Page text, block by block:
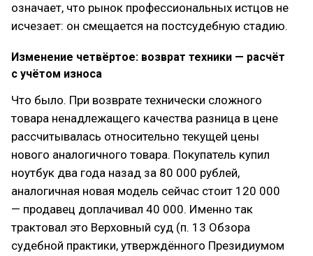
означает, что рынок профессиональных истцов не
исчезает: он смещается на постсудебную стадию.
Изменение четвёртое: возврат техники — расчёт
с учётом износа
Что было. При возврате технически сложного
товара ненадлежащего качества разница в цене
рассчитывалась относительно текущей цены
нового аналогичного товара. Покупатель купил
ноутбук два года назад за 80 000 рублей,
аналогичная новая модель сейчас стоит 120 000
— продавец доплачивал 40 000. Именно так
трактовал это Верховный суд (п. 13 Обзора
судебной практики, утверждённого Президиумом